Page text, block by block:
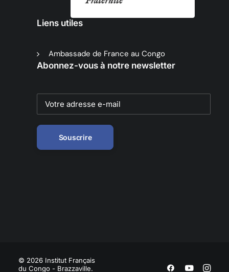
Liens utiles
Ambassade de France au Congo
Abonnez-vous à notre newsletter
© 2026 Institut Français
du Congo - Brazzaville.